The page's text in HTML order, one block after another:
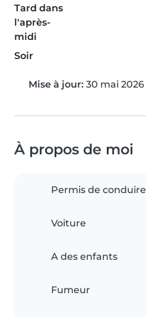
Tard dans
l'après-
midi
Soir
Mise à jour: 30 mai 2026
À propos de moi
Permis de conduire
Voiture
A des enfants
Fumeur